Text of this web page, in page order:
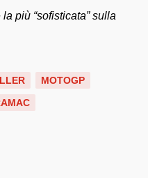
più “sofisticata” sulla
MOTOGP